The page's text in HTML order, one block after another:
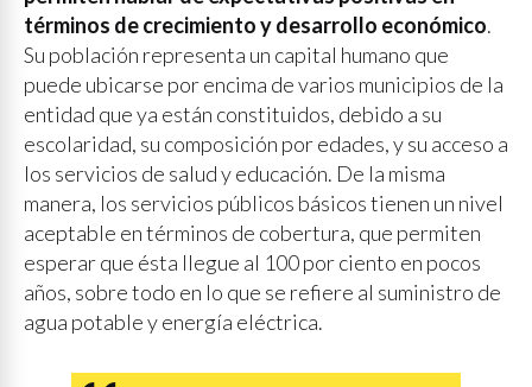
términos de crecimiento y desarrollo económico.
Su población representa un capital humano que
puede ubicarse por encima de varios municipios de la
entidad que ya están constituidos, debido a su
escolaridad, su composición por edades, y su acceso a
los servicios de salud y educación. De la misma
manera, los servicios públicos básicos tienen un nivel
aceptable en términos de cobertura, que permiten
esperar que ésta llegue al 100 por ciento en pocos
años, sobre todo en lo que se refiere al suministro de
agua potable y energía eléctrica.